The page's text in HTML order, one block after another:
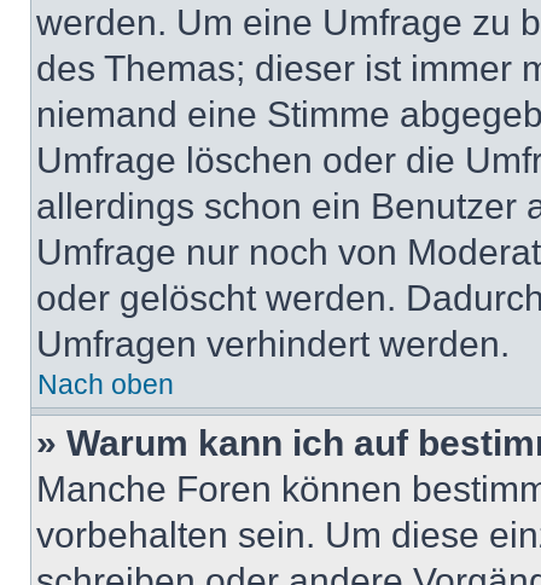
werden. Um eine Umfrage zu
des Themas; dieser ist immer
niemand eine Stimme
Umfrage löschen oder die
allerdings schon ein Benutzer
Umfrage nur noch von
oder gelöscht werden.
Umfragen verhindert werden.
Nach oben
» Warum kann ich auf
Manche Foren können
vorbehalten sein. Um diese